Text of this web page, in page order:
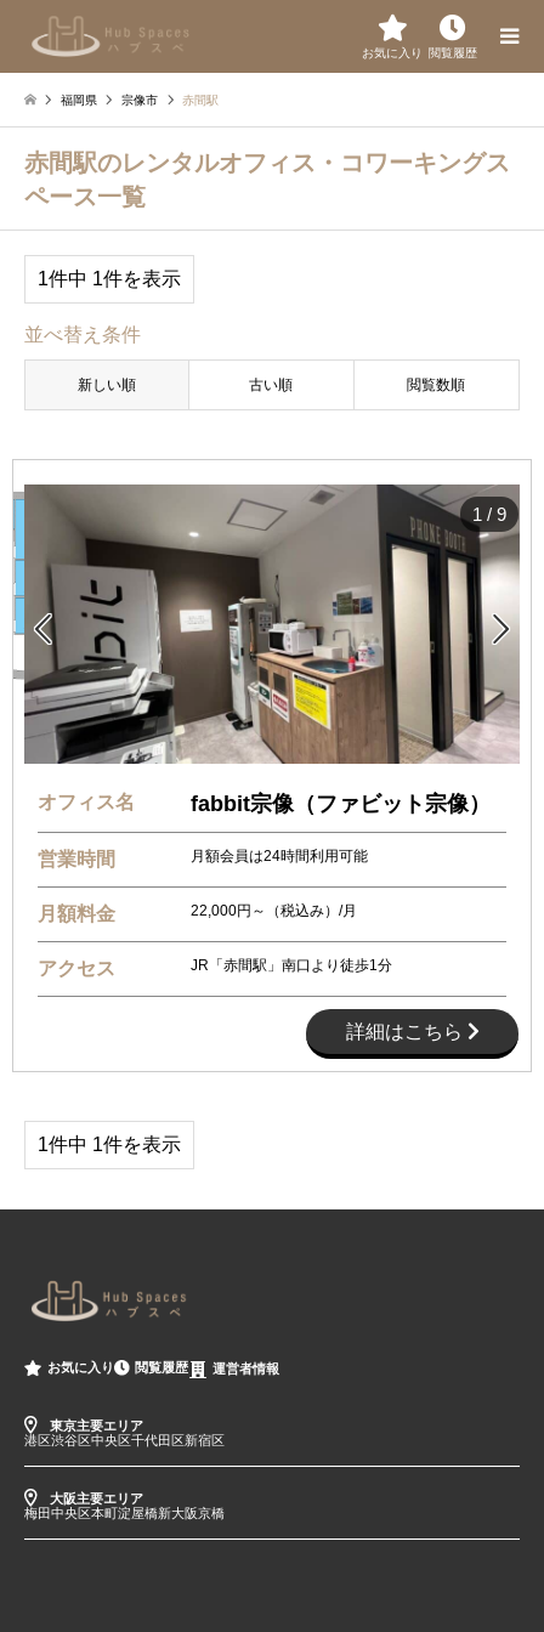
お気に入り 閲覧履歴
福岡県 宗像市 赤間駅
赤間駅のレンタルオフィス・コワーキングス
ペース一覧
1件中 1件を表示
並べ替え条件
新しい順 古い順 閲覧数順
 
1 / 9
オフィス名 fabbit宗像（ファビット宗像）
営業時間 月額会員は24時間利用可能
月額料金 22,000円～（税込み）/月
アクセス JR「赤間駅」南口より徒歩1分
詳細はこちら
1件中 1件を表示
お気に入り 閲覧履歴 運営者情報
東京主要エリア
港区渋谷区中央区千代田区新宿区
大阪主要エリア
梅田中央区本町淀屋橋新大阪京橋